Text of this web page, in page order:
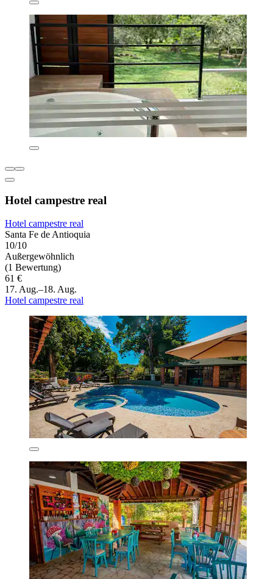
Hotel campestre real
Hotel campestre real
Santa Fe de Antioquia
10/10
Außergewöhnlich
(1 Bewertung)
61 €
17. Aug.–18. Aug.
Hotel campestre real